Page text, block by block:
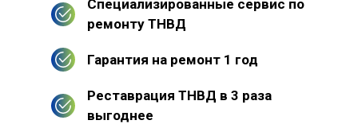
Специализированные сервис по
ремонту ТНВД
Гарантия на ремонт 1 год
Реставрация ТНВД в 3 раза
выгоднее